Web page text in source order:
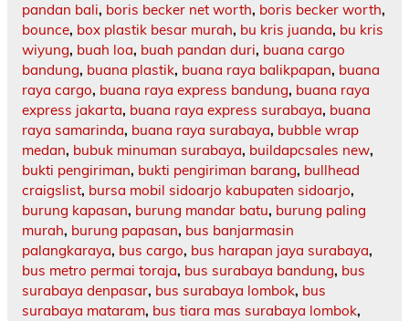
pandan bali, boris becker net worth, boris becker worth,
bounce, box plastik besar murah, bu kris juanda, bu kris
wiyung, buah loa, buah pandan duri, buana cargo
bandung, buana plastik, buana raya balikpapan, buana
raya cargo, buana raya express bandung, buana raya
express jakarta, buana raya express surabaya, buana
raya samarinda, buana raya surabaya, bubble wrap
medan, bubuk minuman surabaya, buildapcsales new,
bukti pengiriman, bukti pengiriman barang, bullhead
craigslist, bursa mobil sidoarjo kabupaten sidoarjo,
burung kapasan, burung mandar batu, burung paling
murah, burung papasan, bus banjarmasin
palangkaraya, bus cargo, bus harapan jaya surabaya,
bus metro permai toraja, bus surabaya bandung, bus
surabaya denpasar, bus surabaya lombok, bus
surabaya mataram, bus tiara mas surabaya lombok,